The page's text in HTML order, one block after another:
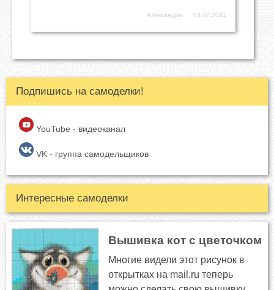
Александра 08.07.2021
Подпишись на самоделки!
YouTube - видеоканал
VK - группа самодельщиков
Интересные самоделки
Вышивка кот с цветочком
Многие видели этот рисунок в
открытках на mail.ru теперь